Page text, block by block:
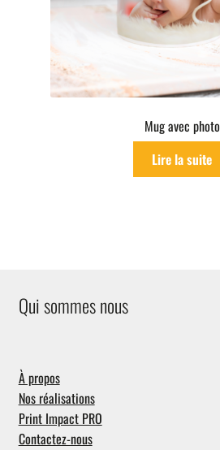
Mug avec photo
Lire la suite
Qui sommes nous
À propos
Nos réalisations
Print Impact PRO
Contactez-nous